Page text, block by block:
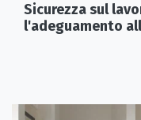
Sicurezza sul
l'adeguamento